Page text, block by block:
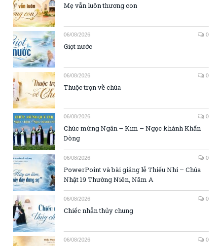
Mẹ vẫn luôn thương con
06/08/2026 0
Giọt nước
06/08/2026 0
Thuộc trọn về chúa
06/08/2026 0
Chúc mừng Ngân – Kim – Ngọc khánh Khấn
Dòng
06/08/2026 0
PowerPoint và bài giảng lễ Thiếu Nhi – Chúa
Nhật 19 Thường Niên, Năm A
06/08/2026 0
Chiếc nhẫn thủy chung
06/08/2026 0